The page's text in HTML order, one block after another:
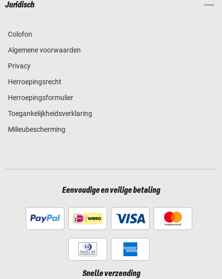
Juridisch
Colofon
Algemene voorwaarden
Privacy
Herroepingsrecht
Herroepingsformulier
Toegankelijkheidsverklaring
Milieubescherming
Eenvoudige en veilige betaling
Snelle verzending